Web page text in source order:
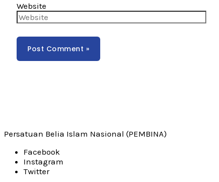
Website
Persatuan Belia Islam Nasional (PEMBINA)
Facebook
Instagram
Twitter